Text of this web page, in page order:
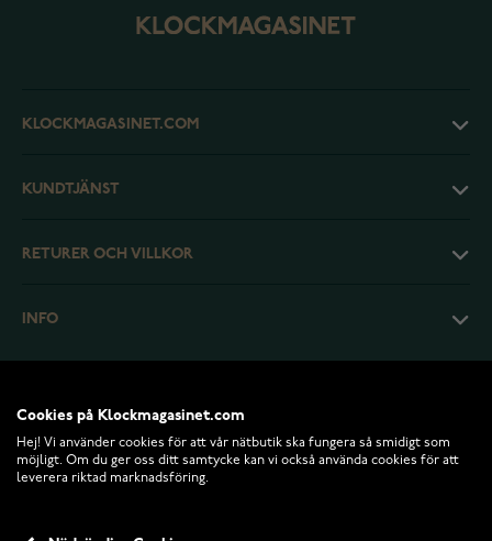
KLOCKMAGASINET.COM
KUNDTJÄNST
RETURER OCH VILLKOR
INFO
Cookies på Klockmagasinet.com
Hej! Vi använder cookies för att vår nätbutik ska fungera så smidigt som
möjligt. Om du ger oss ditt samtycke kan vi också använda cookies för att
leverera riktad marknadsföring.